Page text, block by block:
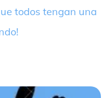
todos tengan una